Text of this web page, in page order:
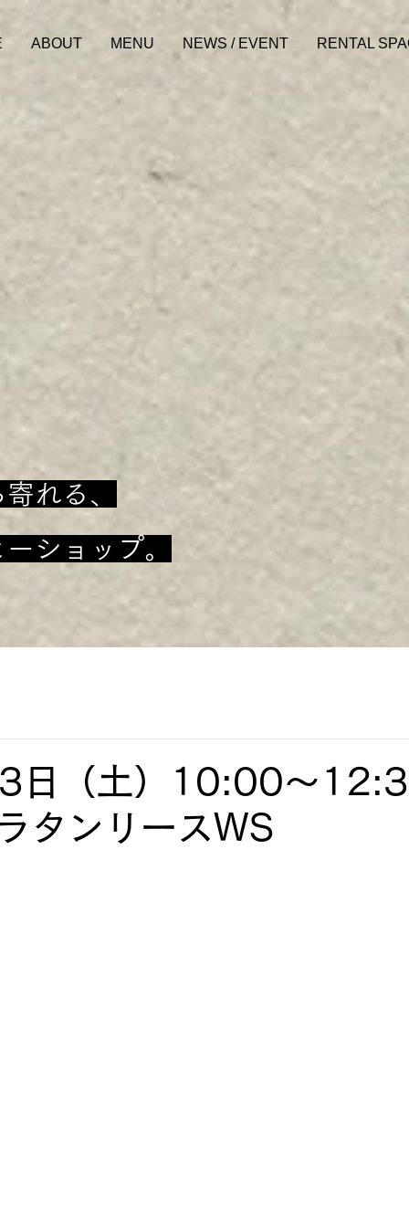
ABOUT MENU NEWS / EVENT RENTAL
れる、
ショップ。
日（土）10:00～
タンリースWS